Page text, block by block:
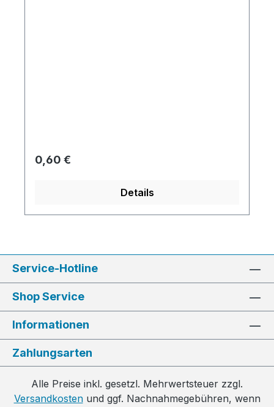
Regulärer Preis:
0,60 €
Details
Service-Hotline
Shop Service
Informationen
Zahlungsarten
Alle Preise inkl. gesetzl. Mehrwertsteuer zzgl.
Versandkostenund ggf. Nachnahmegebühren, wenn